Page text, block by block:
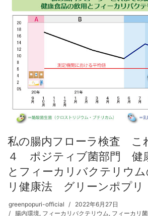
私の腸内フローラ検査 こ
４ ポジティブ菌部門 健
とフィーカリバクテリウ
リ健康法 グリーンポプリ
greenpopuri-official
2022年6月27日
腸内環境, フィーカリバクテリウム, フィーカリ菌